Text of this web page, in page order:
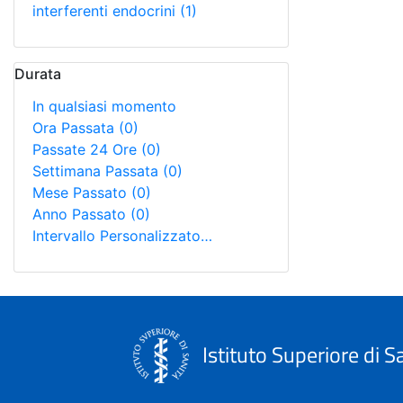
interferenti endocrini (1)
Durata
In qualsiasi momento
Ora Passata (0)
Passate 24 Ore (0)
Settimana Passata (0)
Mese Passato (0)
Anno Passato (0)
Intervallo Personalizzato…
Istituto Superiore di